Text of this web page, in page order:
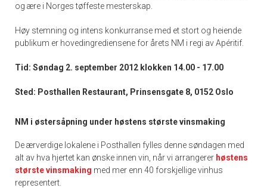
og ære i Norges tøffeste mesterskap.
Høy stemning og intens konkurranse med et stort og heiende
publikum er hovedingrediensene for årets NM i regi av Apéritif.
Tid: Søndag 2. september 2012 klokken 14.00 - 17.00
Sted: Posthallen Restaurant, Prinsensgate 8, 0152 Oslo
NM i østersåpning under høstens største vinsmaking
De ærverdige lokalene i Posthallen fylles denne søndagen med
alt av hva hjertet kan ønske innen vin, når vi arrangerer høstens
største vinsmaking med mer enn 40 forskjellige vinhus
representert.